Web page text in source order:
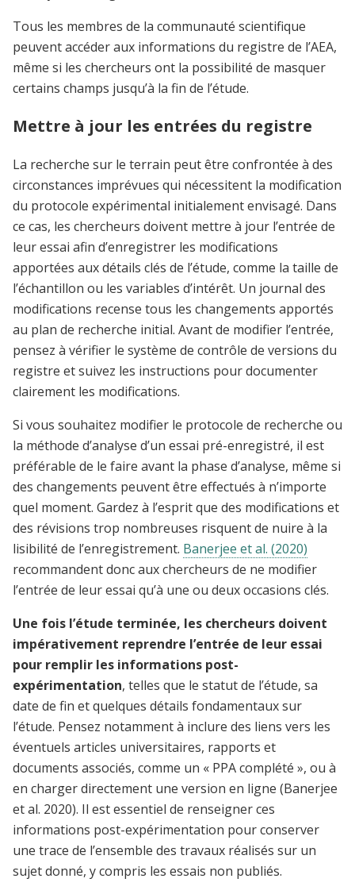
Tous les membres de la communauté scientifique
peuvent accéder aux informations du registre de l’AEA,
même si les chercheurs ont la possibilité de masquer
certains champs jusqu’à la fin de l’étude.
Mettre à jour les entrées du registre
La recherche sur le terrain peut être confrontée à des
circonstances imprévues qui nécessitent la modification
du protocole expérimental initialement envisagé. Dans
ce cas, les chercheurs doivent mettre à jour l’entrée de
leur essai afin d’enregistrer les modifications
apportées aux détails clés de l’étude, comme la taille de
l’échantillon ou les variables d’intérêt. Un journal des
modifications recense tous les changements apportés
au plan de recherche initial. Avant de modifier l’entrée,
pensez à vérifier le système de contrôle de versions du
registre et suivez les instructions pour documenter
clairement les modifications.
Si vous souhaitez modifier le protocole de recherche ou
la méthode d’analyse d’un essai pré-enregistré, il est
préférable de le faire avant la phase d’analyse, même si
des changements peuvent être effectués à n’importe
quel moment. Gardez à l’esprit que des modifications et
des révisions trop nombreuses risquent de nuire à la
lisibilité de l’enregistrement. Banerjee et al. (2020)
recommandent donc aux chercheurs de ne modifier
l’entrée de leur essai qu’à une ou deux occasions clés.
Une fois l’étude terminée, les chercheurs doivent
impérativement reprendre l’entrée de leur essai
pour remplir les informations post-
expérimentation, telles que le statut de l’étude, sa
date de fin et quelques détails fondamentaux sur
l’étude. Pensez notamment à inclure des liens vers les
éventuels articles universitaires, rapports et
documents associés, comme un « PPA complété », ou à
en charger directement une version en ligne (Banerjee
et al. 2020). Il est essentiel de renseigner ces
informations post-expérimentation pour conserver
une trace de l’ensemble des travaux réalisés sur un
sujet donné, y compris les essais non publiés.